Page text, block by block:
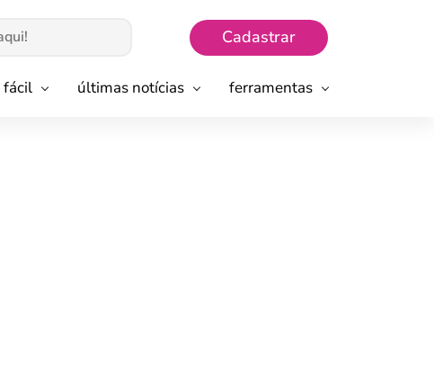
Cadastrar
fácil últimas notícias ferramentas